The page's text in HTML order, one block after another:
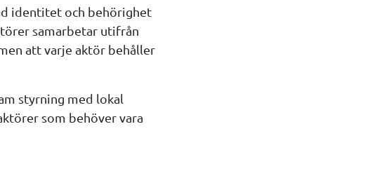
identitet och behörighet
samarbetar utifrån
att varje aktör behåller
styrning med lokal
som behöver vara